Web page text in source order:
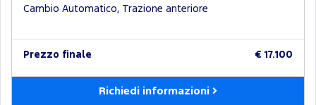
Cambio Automatico, Trazione anteriore
Prezzo finale € 17.100
Richiedi informazioni